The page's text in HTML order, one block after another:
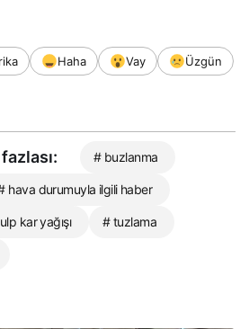
Haha Vay
Üzgün
# buzlanma
hava durumuyla ilgili haber
kar yağışı # tuzlama